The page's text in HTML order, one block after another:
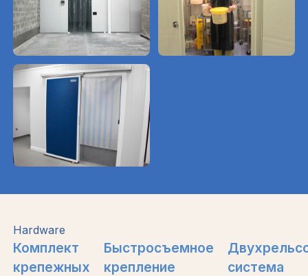
Hardware
Комплект
крепежных
Быстросъемное
крепление
система